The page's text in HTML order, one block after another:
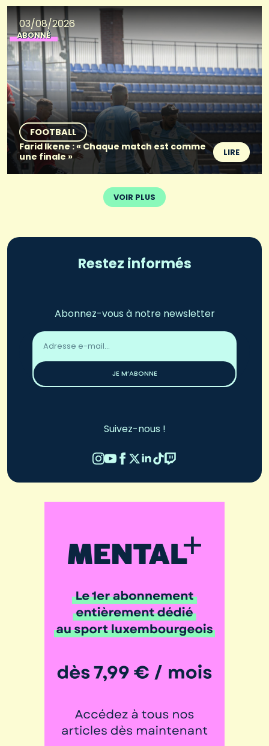
03/08/2026
ABONNÉ
FOOTBALL
Farid Ikene : « Chaque match est comme
une finale »
LIRE
VOIR PLUS
Restez informés
Abonnez-vous à notre newsletter
Adresse
email
JE M’ABONNE
Suivez-nous !